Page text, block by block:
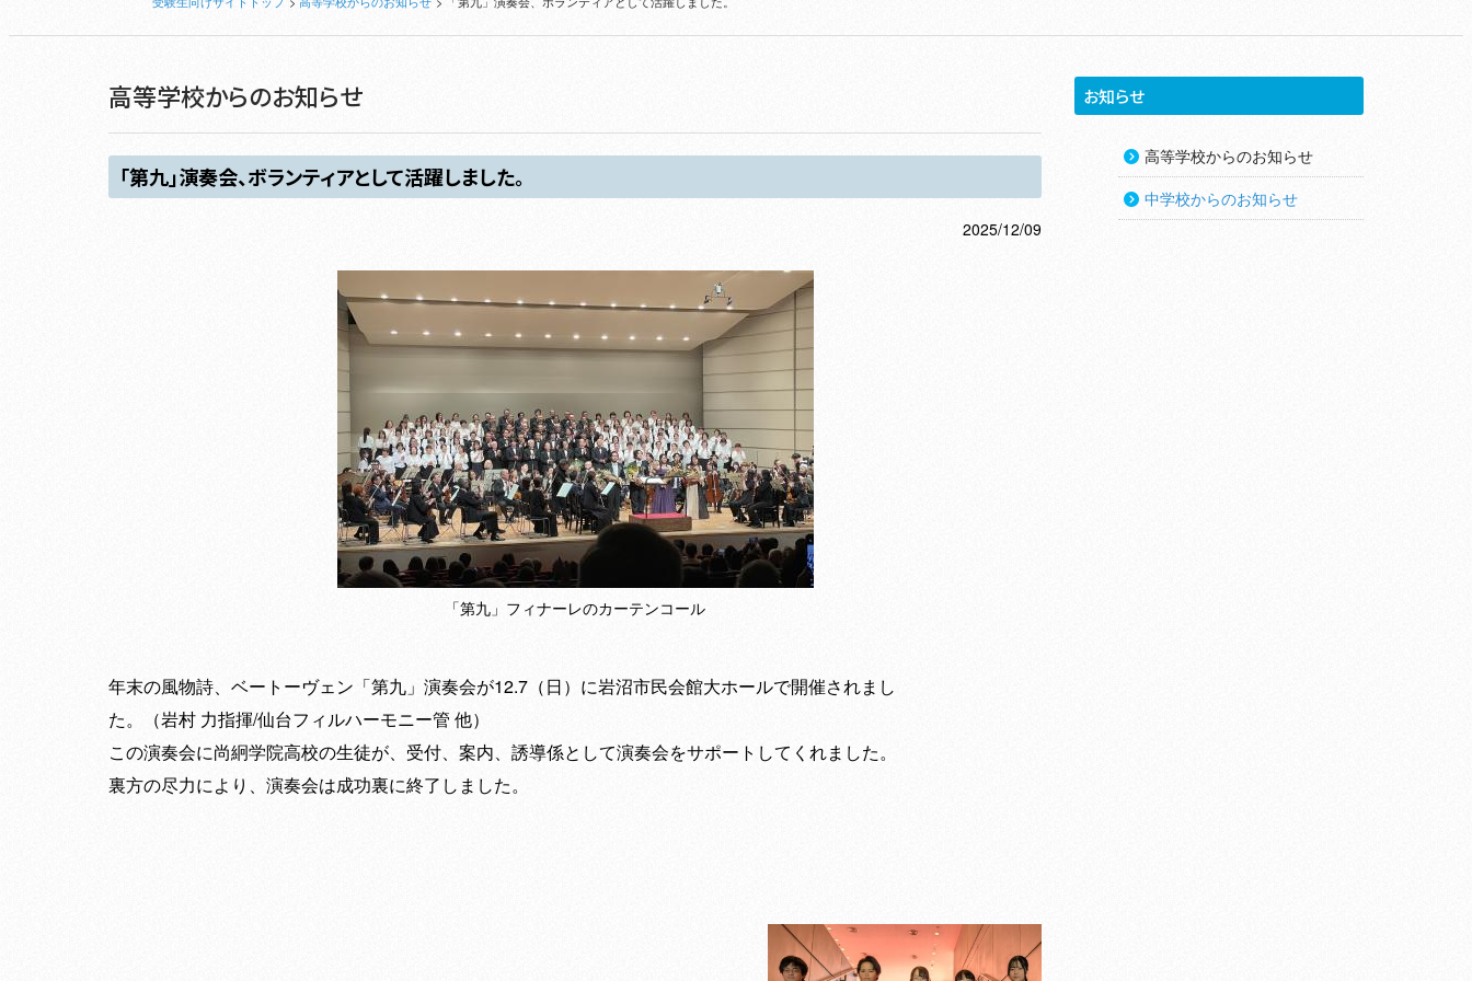
高等学校からのお知らせ
「第九」演奏会、ボランティアとして活躍しました。
2025/12/09
「第九」フィナーレのカーテンコール
年末の風物詩、ベートーヴェン「第九」演奏会が12.7（日）に岩沼市民会館大ホールで開催されまし
た。（岩村 力指揮/仙台フィルハーモニー管 他）
この演奏会に尚絅学院高校の生徒が、受付、案内、誘導係として演奏会をサポートしてくれました。
裏方の尽力により、演奏会は成功裏に終了しました。
お知らせ
高等学校からのお知らせ
中学校からのお知らせ